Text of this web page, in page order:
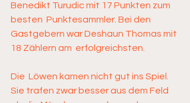
Benedikt Turudic mit 17 Punkten zum
besten  Punktesammler. Bei den
Gastgebern war Deshaun Thomas mit
18 Zählern am  erfolgreichsten.
Die  Löwen kamen nicht gut ins Spiel.
Sie trafen zwar besser aus dem Feld